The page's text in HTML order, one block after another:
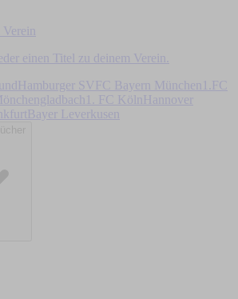
einen Titel zu deinem Verein.
Hamburger SV FC Bayern München
1.FC
1. FC Köln
Hannover
Bayer Leverkusen